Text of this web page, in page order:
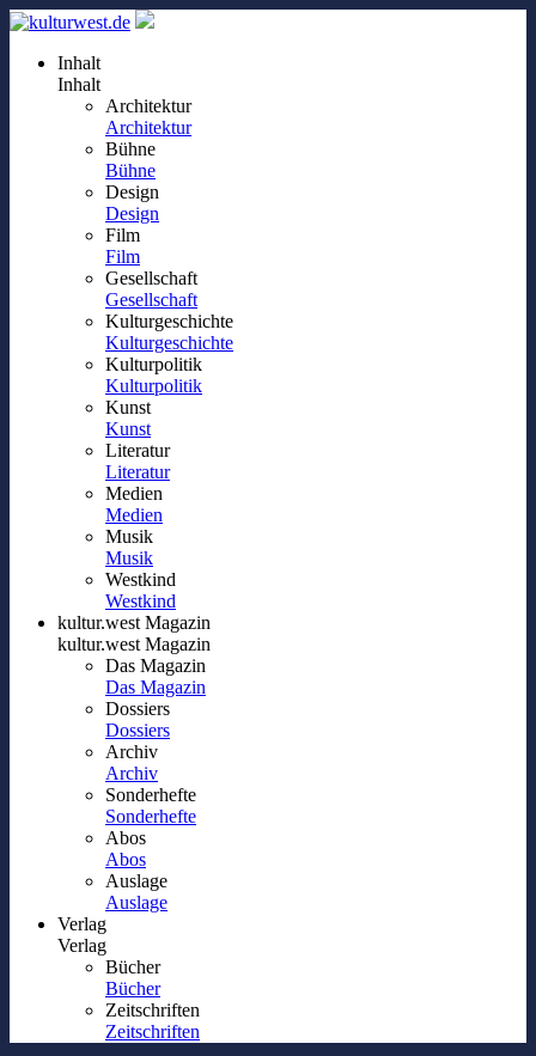
Inhalt
Inhalt
Architektur
Architektur
Bühne
Bühne
Design
Design
Film
Film
Gesellschaft
Gesellschaft
Kulturgeschichte
Kulturgeschichte
Kulturpolitik
Kulturpolitik
Kunst
Kunst
Literatur
Literatur
Medien
Medien
Musik
Musik
Westkind
Westkind
kultur.west Magazin
kultur.west Magazin
Das Magazin
Das Magazin
Dossiers
Dossiers
Archiv
Archiv
Sonderhefte
Sonderhefte
Abos
Abos
Auslage
Auslage
Verlag
Verlag
Bücher
Bücher
Zeitschriften
Zeitschriften